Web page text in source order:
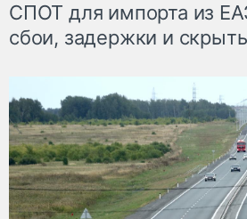
СПОТ для импорта из
сбои, задержки и